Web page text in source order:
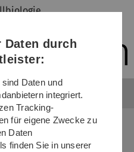
Direkt
Direkt
Direkt
(Sprache,
Drucken,
Media)
Direkt
Direkt
Daten durch
Daten und
integriert.
Tracking-
für eigene Zwecke zu
Daten
finden Sie in unserer